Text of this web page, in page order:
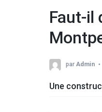
Faut-il
parAdmin
Une